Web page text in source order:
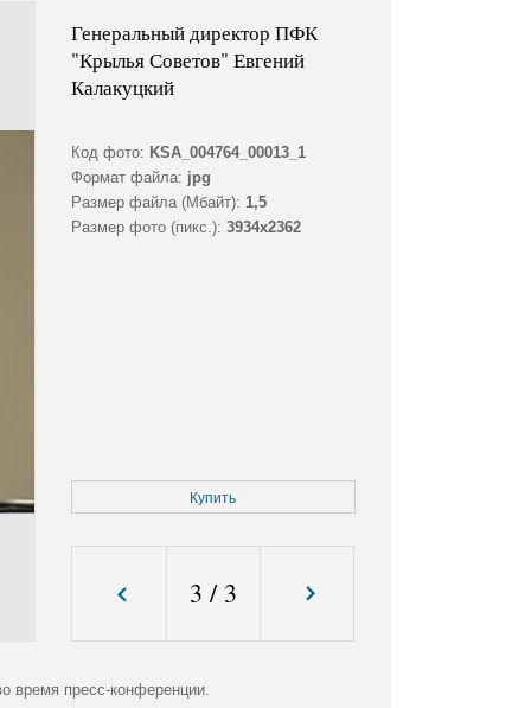
Генеральный директор ПФК
"Крылья Советов" Евгений
Калакуцкий
Код фото: KSA_004764_00013_1
Формат файла: jpg
Размер файла (Мбайт): 1,5
Размер фото (пикс.): 3934x2362
Купить
3 / 3
время пресс-конференции.